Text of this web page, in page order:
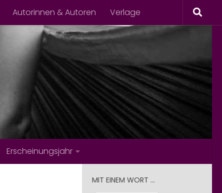
Autorinnen & Autoren Verlage
Erscheinungsjahr
MIT EINEM WORT …